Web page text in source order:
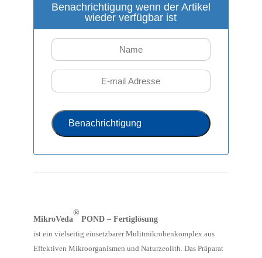
Benachrichtigung wenn der Artikel
wieder verfügbar ist
Benachrichtigung
MikroVeda
®
POND – Fertiglösung
ist ein vielseitig einsetzbarer Mulitmikrobenkomplex aus
Effektiven Mikroorganismen und Naturzeolith. Das Präparat